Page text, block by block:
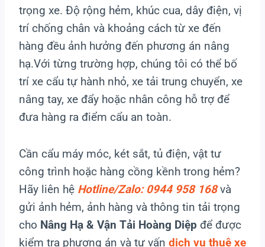
trọng xe. Độ rộng hẻm, khúc cua, dây điện, vị
trí chống chân và khoảng cách từ xe đến
hàng đều ảnh hưởng đến phương án nâng
hạ.Với từng trường hợp, chúng tôi có thể bố
trí xe cẩu tự hành nhỏ, xe tải trung chuyển, xe
nâng tay, xe đẩy hoặc nhân công hỗ trợ để
đưa hàng ra điểm cẩu an toàn.
Cần cẩu máy móc, két sắt, tủ điện, vật tư
công trình hoặc hàng cồng kềnh trong hẻm?
Hãy liên hệ Hotline/Zalo: 0944 958 168và
gửi ảnh hẻm, ảnh hàng và thông tin tải trọng
cho Nâng Hạ & Vận Tải Hoàng Diệp để được
kiểm tra phương án và tư vấn dịch vụ thuê xe